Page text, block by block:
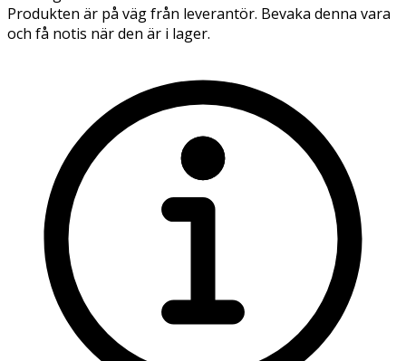
Produkten är på väg från leverantör. Bevaka denna vara
och få notis när den är i lager.